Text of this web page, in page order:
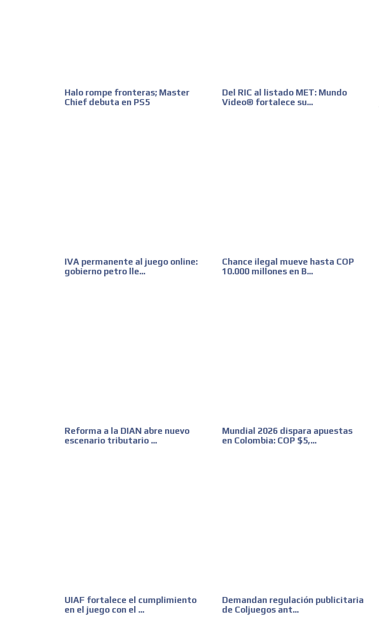
Halo rompe fronteras; Master
Chief debuta en PS5
Del RIC al listado MET: Mundo
Video® fortalece su...
IVA permanente al juego online:
gobierno petro lle...
Chance ilegal mueve hasta COP
10.000 millones en B...
Reforma a la DIAN abre nuevo
escenario tributario ...
Mundial 2026 dispara apuestas
en Colombia: COP $5,...
UIAF fortalece el cumplimiento
en el juego con el ...
Demandan regulación publicitaria
de Coljuegos ant...